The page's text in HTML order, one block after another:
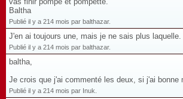
Baltha
Publié il y a 214 mois par balthazar.
J'en ai toujours une, mais je ne sais plus laquelle.
Publié il y a 214 mois par balthazar.
baltha,
Je crois que j'ai commenté les deux, si j'ai bonne
Publié il y a 214 mois par Inuk.